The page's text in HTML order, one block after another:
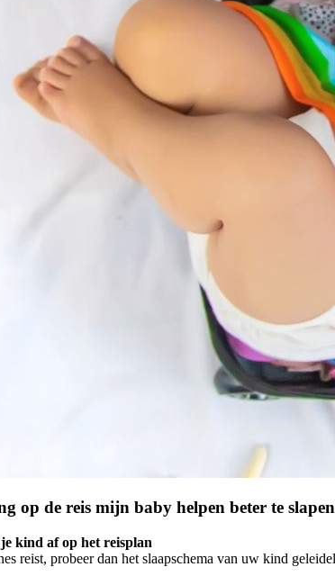
op de reis mijn baby helpen beter te
kind af op het reisplan
reist, probeer dan het slaapschema van uw kind